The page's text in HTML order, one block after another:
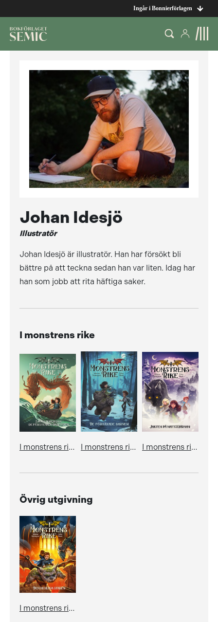
Ingår i Bonnierförlagen
Johan Idesjö
Illustratör
Johan Idesjö är illustratör. Han har försökt bli
bättre på att teckna sedan han var liten. Idag har
han som jobb att rita häftiga saker.
I monstrens rike
I monstrens rike. Sjöodjuren och de förstenade monstren I monstrens rike. De förhäxade barnen I monstrens rike. Jakten på Nattstjärnan
Övrig utgivning
I monstrens rike. Den hemliga staden